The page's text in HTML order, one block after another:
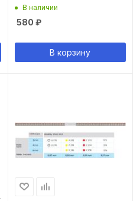
В наличии
580 ₽
В корзину